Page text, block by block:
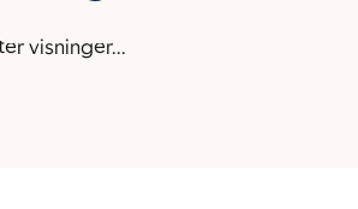
visninger...